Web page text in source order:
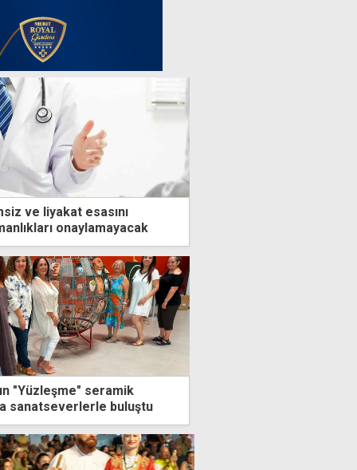
ve liyakat esasını
onaylamayacak
"Yüzleşme" seramik
sanatseverlerle buluştu